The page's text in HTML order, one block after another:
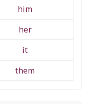
him
her
it
them